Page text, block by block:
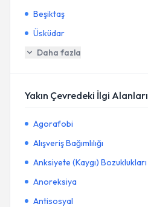
Beşiktaş
Üsküdar
Daha fazla
Yakın Çevredeki İlgi Alanları
Agorafobi
Alışveriş Bağımlılığı
Anksiyete (Kaygı) Bozuklukları
Anoreksiya
Antisosyal